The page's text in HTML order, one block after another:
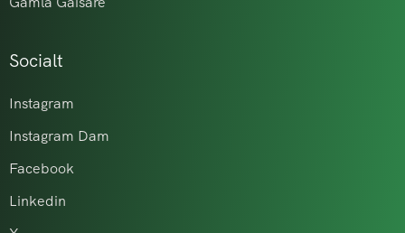
Socialt
Instagram
Instagram Dam
Facebook
Linkedin